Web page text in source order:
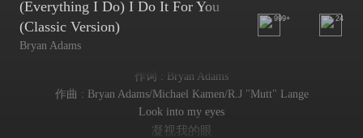
(Everything I Do) I Do It For You
(Classic Version)
Bryan Adams
999+ 24
作词 : Bryan Adams
作曲 : Bryan Adams/Michael Kamen/R.J "Mutt" Lange
Look into my eyes
凝视我的眼